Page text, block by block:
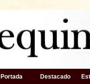
Portada Destacado